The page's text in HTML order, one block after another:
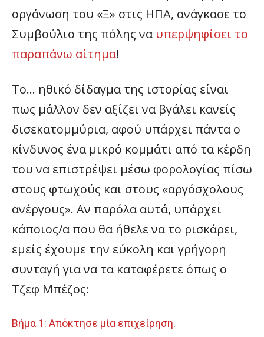
οργάνωση του «Ξ» στις ΗΠΑ, ανάγκασε το
Συμβούλιο της πόλης να υπερψηφίσει το
παραπάνω αίτημα!
Το… ηθικό δίδαγμα της ιστορίας είναι
πως μάλλον δεν αξίζει να βγάλει κανείς
δισεκατομμύρια, αφού υπάρχει πάντα ο
κίνδυνος ένα μικρό κομμάτι από τα κέρδη
του να επιστρέψει μέσω φορολογίας πίσω
στους φτωχούς και στους «αργόσχολους
ανέργους». Αν παρόλα αυτά, υπάρχει
κάποιος/α που θα ήθελε να το ρισκάρει,
εμείς έχουμε την εύκολη και γρήγορη
συνταγή για να τα καταφέρετε όπως ο
Τζεφ Μπέζος:
Βήμα 1: Απόκτησε μία επιχείρηση.